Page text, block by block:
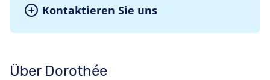
Kontaktieren Sie uns
Über Dorothée